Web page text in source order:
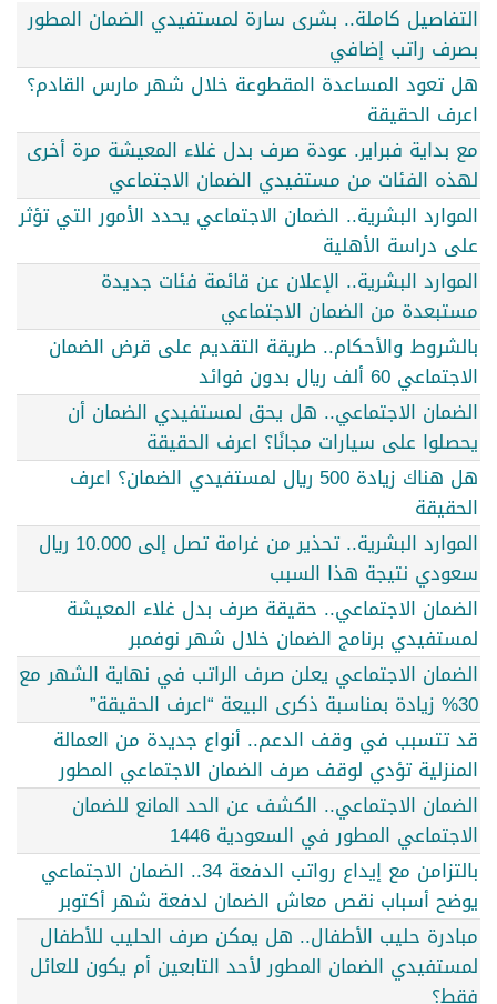
التفاصيل كاملة.. بشرى سارة لمستفيدي الضمان المطور
بصرف راتب إضافي
هل تعود المساعدة المقطوعة خلال شهر مارس القادم؟
اعرف الحقيقة
مع بداية فبراير. عودة صرف بدل غلاء المعيشة مرة أخرى
لهذه الفئات من مستفيدي الضمان الاجتماعي
الموارد البشرية.. الضمان الاجتماعي يحدد الأمور التي تؤثر
على دراسة الأهلية
الموارد البشرية.. الإعلان عن قائمة فئات جديدة
مستبعدة من الضمان الاجتماعي
بالشروط والأحكام.. طريقة التقديم على قرض الضمان
الاجتماعي 60 ألف ريال بدون فوائد
الضمان الاجتماعي.. هل يحق لمستفيدي الضمان أن
يحصلوا على سيارات مجانًا؟ اعرف الحقيقة
هل هناك زيادة 500 ريال لمستفيدي الضمان؟ اعرف
الحقيقة
الموارد البشرية.. تحذير من غرامة تصل إلى 10.000 ريال
سعودي نتيجة هذا السبب
الضمان الاجتماعي.. حقيقة صرف بدل غلاء المعيشة
لمستفيدي برنامج الضمان خلال شهر نوفمبر
الضمان الاجتماعي يعلن صرف الراتب في نهاية الشهر مع
30% زيادة بمناسبة ذكرى البيعة “اعرف الحقيقة”
قد تتسبب في وقف الدعم.. أنواع جديدة من العمالة
المنزلية تؤدي لوقف صرف الضمان الاجتماعي المطور
الضمان الاجتماعي.. الكشف عن الحد المانع للضمان
الاجتماعي المطور في السعودية 1446
بالتزامن مع إيداع رواتب الدفعة 34.. الضمان الاجتماعي
يوضح أسباب نقص معاش الضمان لدفعة شهر أكتوبر
مبادرة حليب الأطفال.. هل يمكن صرف الحليب للأطفال
لمستفيدي الضمان المطور لأحد التابعين أم يكون للعائل
فقط؟